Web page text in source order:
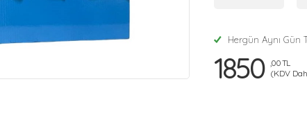
Hergün Aynı Gün
1850
,00 TL
(KDV